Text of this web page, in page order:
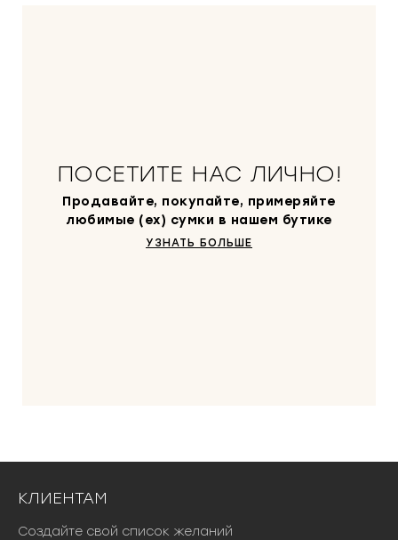
ПОСЕТИТЕ НАС ЛИЧНО!
Продавайте, покупайте, примеряйте
любимые (ex) сумки в нашем бутике
УЗНАТЬ БОЛЬШЕ
КЛИЕНТАМ
Создайте свой список желаний